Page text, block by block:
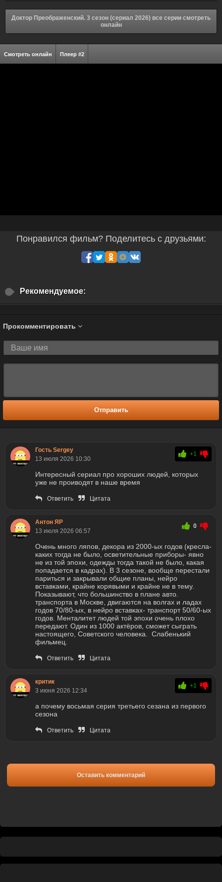
Доктор Преображенский. 3 сезон (сериал 2026) все серии смотреть
онлайн
Смотреть онлайн Плеер #2
Понравился фильм? Поделитесь с друзьями:
Рекомендуемое:
Прокомментировать
Отправить
Гость Sergey
13 июля 2026 10:30
+1
Интересный сериал про хороших людей, которых
уже не проиводят в наше время
Ответить Цитата
Антон ЯР
13 июля 2026 06:57
0
Очень много ляпов, декора из 2000-ых годов (кресла-
каких тогда не было, осветительные приборы- явно
не из той эпохи, одежды тогда такой не было, какая
попадается в кадрах). В 3 сезоне, вообще перестали
париться и закрывали общие планы, нейро
вставками, крайне корявыми и крайне не в тему.
Показывают, что большинство в плане авто.
транспорта в Москве, двигаются на волгах и ладах
годов 70/80-ых, в нейро вставках- транспорт 50/60-ых
годов. Менталитет людей той эпохи очень плохо
передают. Один из 1000 актёров, сможет сыграть
настоящего, Советского человека. Слабенький
фильмец.
Ответить Цитата
критик
3 июня 2026 12:34
+1
а почему восьмая серия третьего сезана из первого
сезона
Ответить Цитата
Оставить комментарий